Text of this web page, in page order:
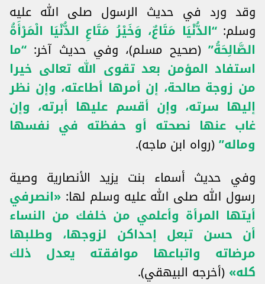
وقد ورد في حديث الرسول صلى الله عليه
وسلم:“الدُّنْيَا مَتَاعٌ، وَخَيْرُ مَتَاعِ الدُّنْيَا الْمَرْأَةُ
الصَّالِحَةُ” (صحيح مسلم)، وفي حديث آخر: “ما
استفاد المؤمن بعد تقوى الله تعالى خيرا
من زوجة صالحة، إن أمرها أطاعته، وإن نظر
إليها سرته، وإن أقسم عليها أبرته، وإن
غاب عنها نصحته أو حفظته في نفسها
وماله”(رواه ابن ماجه).
وفي حديث أسماء بنت يزيد الأنصارية وصية
رسول الله صلى الله عليه وسلم لها: «انصرفي
أيتها المرأة وأعلمي من خلفك من النساء
أن حسن تبعل إحداكن لزوجها، وطلبها
مرضاته واتباعها موافقته يعدل ذلك
كله» (أخرجه البيهقي).